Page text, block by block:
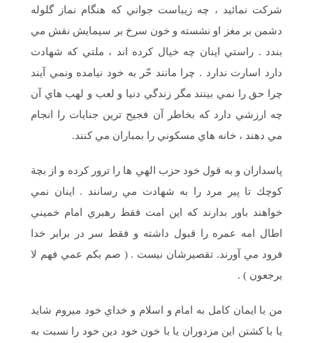
شركت نمائيد ، چه زيباست جواني كه هنگام نماز گلوله
دشمن بر مغز او نشسته و خون سرخ بر سيمايش نقش مي
بندد . راستي اينان چه خيال كرده اند ، ملتي كه شهادت
دارد اسارت ندارد . چرا مانند حّر به خود نيامده ونمي آيند
چرا حق را نمي بينند مگر زندگي دنيا و لعب و لهب هاي آن
چه ارزشي دارد كه بخاطر آن فجيح ترين جنايات را انجام
مي دهند ، خانه هاي مسكوني را بمباران مي كنند.
پاسداران و به قول خود حزب الهي ها را ترور كرده و از بچة
كوچك تا پير مرد را به شهادت مي رسانند . اينان نمي
خواهند باور بدارند كه اين امت فقط رهبري امام خميني
اطال امه عمره را قبول داشته و فقط سر در برابر خدا
فرود مي آورند. تقصيرشان نيست . ( صم بكم عمي فهم لا
يرجعون ) .
من با ايمان كامل به امام و اسلام و خداي خود ميروم شايد
يا با كشتن اين مزدوران يا با خون خود دين خود را نسبت به